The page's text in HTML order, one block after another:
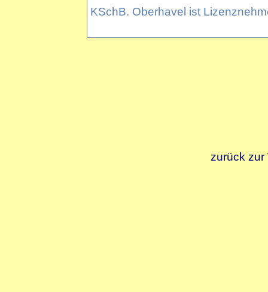
zurück zur